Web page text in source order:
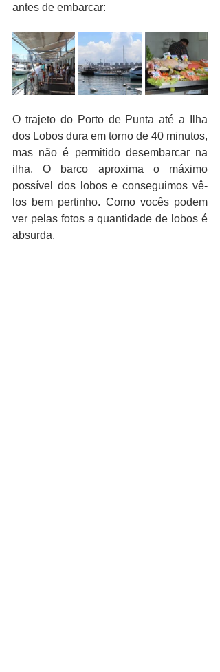
antes de embarcar:
O trajeto do Porto de Punta até a Ilha
dos Lobos dura em torno de 40 minutos,
mas não é permitido desembarcar na
ilha. O barco aproxima o máximo
possível dos lobos e conseguimos vê-
los bem pertinho. Como vocês podem
ver pelas fotos a quantidade de lobos é
absurda.